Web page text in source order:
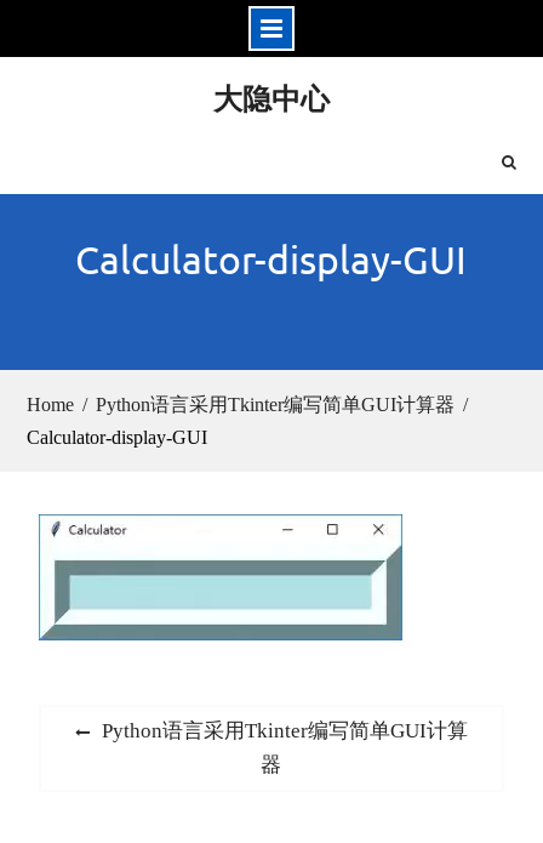
大隐中心
Calculator-display-GUI
Home
Python语言采用Tkinter编写简单GUI计算器
Calculator-display-GUI
Previous
Python语言采用Tkinter编写简单GUI计算
器